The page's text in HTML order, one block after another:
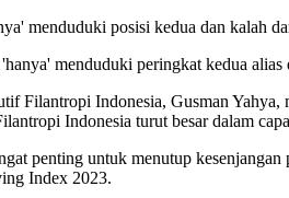
menduduki posisi kedua dan kalah
menduduki peringkat kedua
Filantropi Indonesia, Gusman Yahya,
Indonesia turut besar dalam
penting untuk menutup
Index 2023.